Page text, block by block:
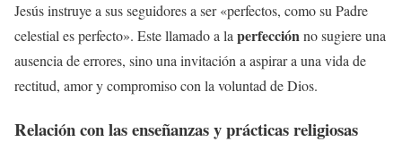
Jesús instruye a sus seguidores a ser «perfectos, como su Padre
celestial es perfecto». Este llamado a la perfecciónno sugiere una
ausencia de errores, sino una invitación a aspirar a una vida de
rectitud, amor y compromiso con la voluntad de Dios.
Relación con las enseñanzas y prácticas religiosas